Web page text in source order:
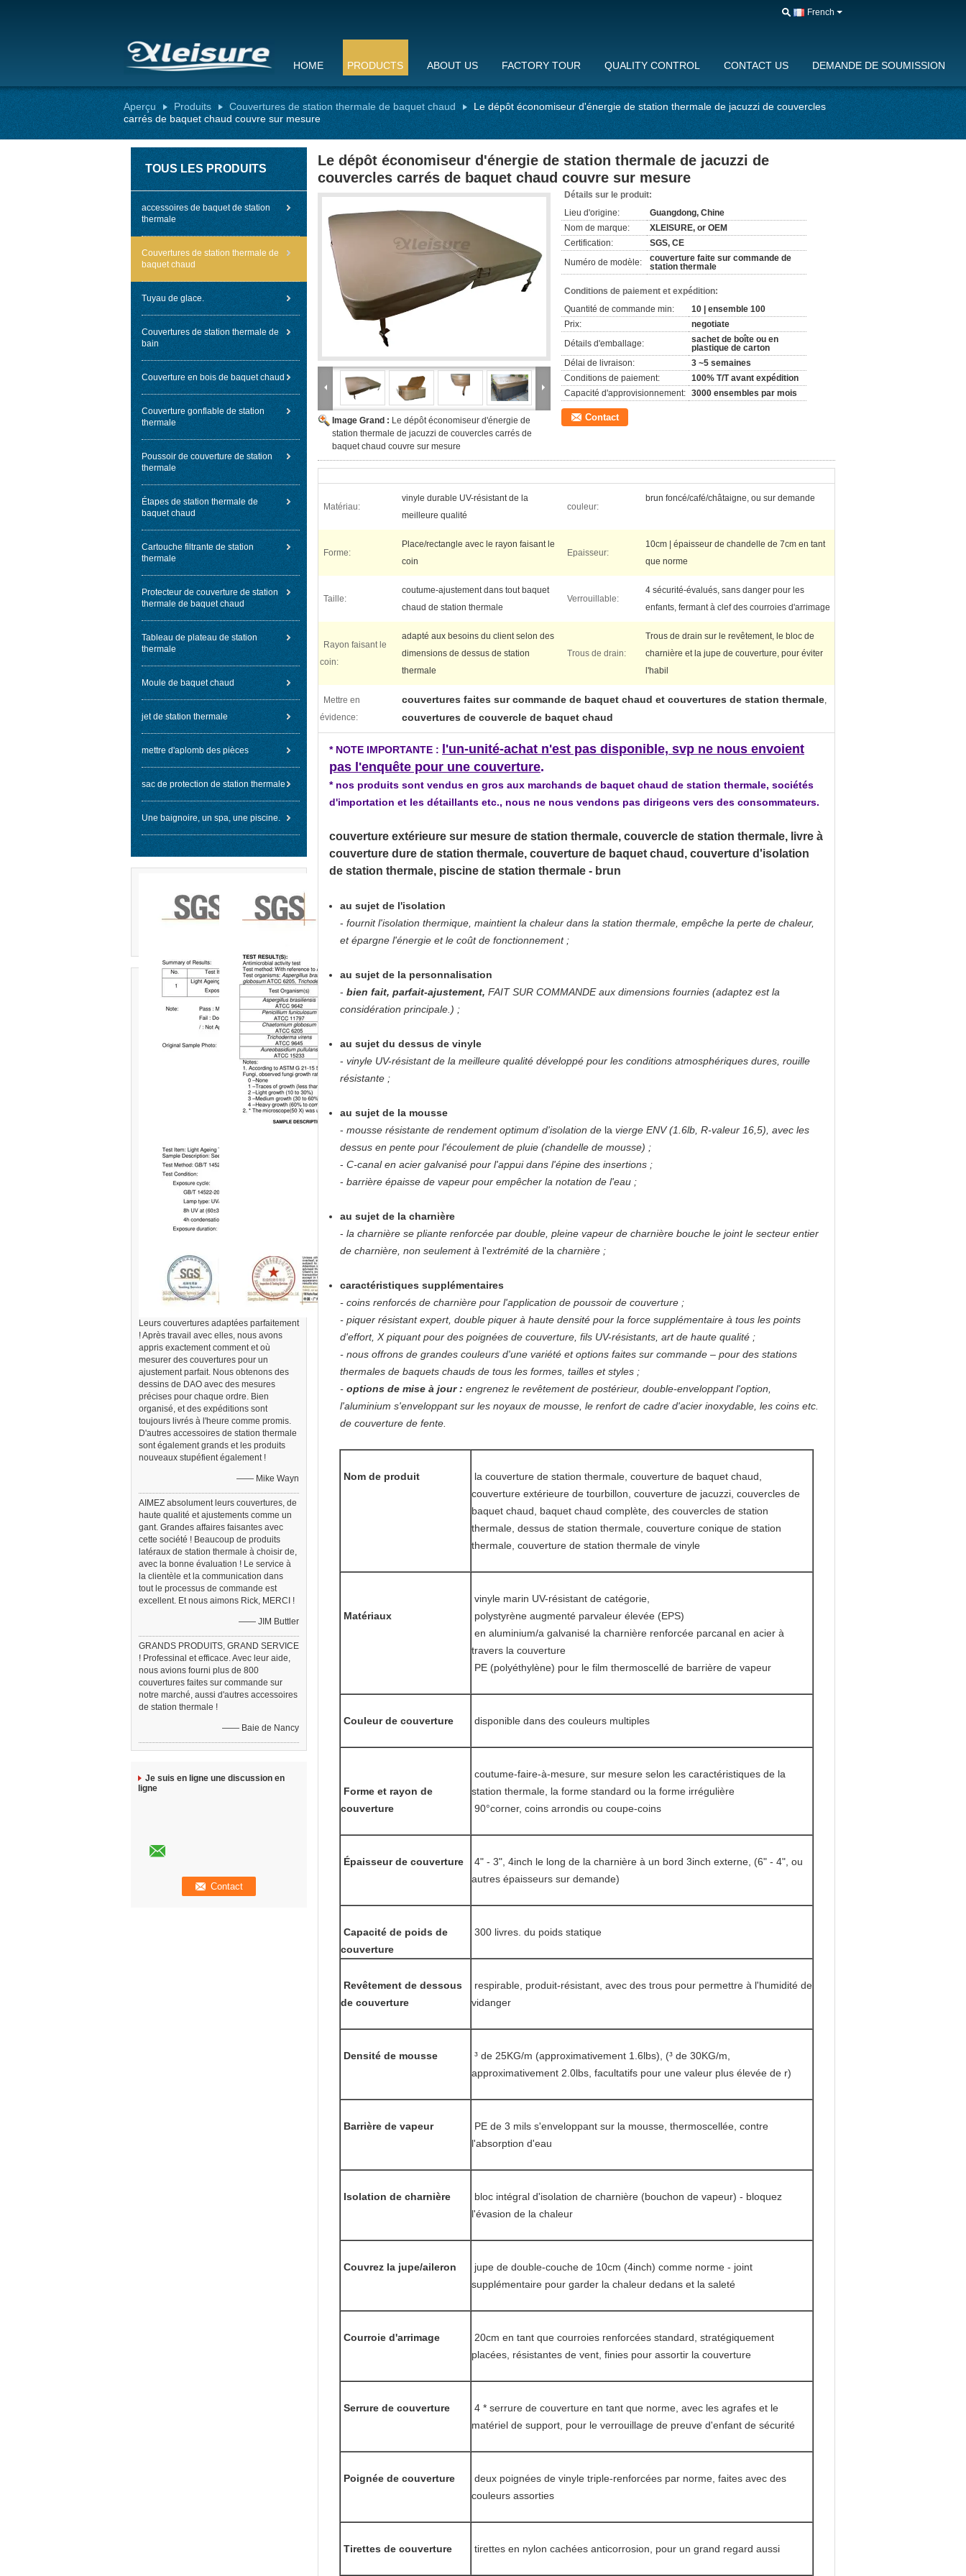
French
HOME PRODUCTS ABOUT US FACTORY TOUR QUALITY CONTROL CONTACT US DEMANDE DE SOUMISSION
Aperçu Produits Couvertures de station thermale de baquet chaud
Le dépôt économiseur d'énergie de station thermale de jacuzzi de couvercles
carrés de baquet chaud couvre sur mesure
TOUS LES PRODUITS
accessoires de baquet de station
thermale
Couvertures de station thermale de
baquet chaud
Tuyau de glace.
Couvertures de station thermale de
bain
Couverture en bois de baquet chaud
Couverture gonflable de station
thermale
Poussoir de couverture de station
thermale
Étapes de station thermale de
baquet chaud
Cartouche filtrante de station
thermale
Protecteur de couverture de station
thermale de baquet chaud
Tableau de plateau de station
thermale
Moule de baquet chaud
jet de station thermale
mettre d'aplomb des pièces
sac de protection de station thermale
Une baignoire, un spa, une piscine.
Leurs couvertures adaptées parfaitement
! Après travail avec elles, nous avons
appris exactement comment et où
mesurer des couvertures pour un
ajustement parfait. Nous obtenons des
dessins de DAO avec des mesures
précises pour chaque ordre. Bien
organisé, et des expéditions sont
toujours livrés à l'heure comme promis.
D'autres accessoires de station thermale
sont également grands et les produits
nouveaux stupéfient également !
—— Mike Wayn
AIMEZ absolument leurs couvertures, de
haute qualité et ajustements comme un
gant. Grandes affaires faisantes avec
cette société ! Beaucoup de produits
latéraux de station thermale à choisir de,
avec la bonne évaluation ! Le service à
la clientèle et la communication dans
tout le processus de commande est
excellent. Et nous aimons Rick, MERCI !
—— JIM Buttler
GRANDS PRODUITS, GRAND SERVICE
! Professinal et efficace. Avec leur aide,
nous avions fourni plus de 800
couvertures faites sur commande sur
notre marché, aussi d'autres accessoires
de station thermale !
—— Baie de Nancy
Je suis en ligne une discussion en
ligne
Le dépôt économiseur d'énergie de station thermale de jacuzzi de
couvercles carrés de baquet chaud couvre sur mesure
Image Grand : Le dépôt économiseur d'énergie de
station thermale de jacuzzi de couvercles carrés de
baquet chaud couvre sur mesure
Détails sur le produit:
Lieu d'origine:
Guangdong, Chine
Nom de marque:
XLEISURE, or OEM
Certification:
SGS, CE
Numéro de modèle:
couverture faite sur commande de
station thermale
Conditions de paiement et expédition:
Quantité de commande min:
10 | ensemble 100
Prix:
negotiate
Détails d'emballage:
sachet de boîte ou en
plastique de carton
Délai de livraison:
3 ~5 semaines
Conditions de paiement:
100% T/T avant expédition
Capacité d'approvisionnement: 3000 ensembles par mois
Contact
Matériau:
vinyle durable UV-résistant de la
meilleure qualité
couleur:
brun foncé/café/châtaigne, ou sur demande
Forme:
Place/rectangle avec le rayon faisant le
coin
Epaisseur:
10cm | épaisseur de chandelle de 7cm en tant
que norme
Taille:
coutume-ajustement dans tout baquet
chaud de station thermale
Verrouillable:
4 sécurité-évalués, sans danger pour les
enfants, fermant à clef des courroies d'arrimage
Rayon faisant le
coin:
adapté aux besoins du client selon des
dimensions de dessus de station
thermale
Trous de drain:
Trous de drain sur le revêtement, le bloc de
charnière et la jupe de couverture, pour éviter
l'habil
Mettre en
évidence:
couvertures faites sur commande de baquet chaud et couvertures de station thermale,
couvertures de couvercle de baquet chaud
* NOTE IMPORTANTE :
l'un-unité-achat n'est pas disponible, svp ne nous envoient
pas l'enquête pour une couverture.
* nos produits sont vendus en gros aux marchands de baquet chaud de station thermale, sociétés
d'importation et les détaillants etc., nous ne nous vendons pas dirigeons vers des consommateurs.
couverture extérieure sur mesure de station thermale, couvercle de station thermale, livre à
couverture dure de station thermale, couverture de baquet chaud, couverture d'isolation
de station thermale, piscine de station thermale - brun
au sujet de l'isolation
- fournit l'isolation thermique, maintient la chaleur dans la station thermale, empêche la perte de chaleur,
et épargne l'énergie et le coût de fonctionnement ;
au sujet de la personnalisation
- bien fait, parfait-ajustement, FAIT SUR COMMANDE aux dimensions fournies (adaptez est la
considération principale.) ;
au sujet du dessus de vinyle
- vinyle UV-résistant de la meilleure qualité développé pour les conditions atmosphériques dures, rouille
résistante ;
au sujet de la mousse
- mousse résistante de rendement optimum d'isolation de la vierge ENV (1.6lb, R-valeur 16,5), avec les
dessus en pente pour l'écoulement de pluie (chandelle de mousse) ;
- C-canal en acier galvanisé pour l'appui dans l'épine des insertions ;
- barrière épaisse de vapeur pour empêcher la notation de l'eau ;
au sujet de la charnière
- la charnière se pliante renforcée par double, pleine vapeur de charnière bouche le joint le secteur entier
de charnière, non seulement à l'extrémité de la charnière ;
caractéristiques supplémentaires
- coins renforcés de charnière pour l'application de poussoir de couverture ;
- piquer résistant expert, double piquer à haute densité pour la force supplémentaire à tous les points
d'effort, X piquant pour des poignées de couverture, fils UV-résistants, art de haute qualité ;
- nous offrons de grandes couleurs d'une variété et options faites sur commande – pour des stations
thermales de baquets chauds de tous les formes, tailles et styles ;
- options de mise à jour : engrenez le revêtement de postérieur, double-enveloppant l'option,
l'aluminium s'enveloppant sur les noyaux de mousse, le renfort de cadre d'acier inoxydable, les coins etc.
de couverture de fente.
Nom de produit
la couverture de station thermale, couverture de baquet chaud,
couverture extérieure de tourbillon, couverture de jacuzzi, couvercles de
baquet chaud, baquet chaud complète, des couvercles de station
thermale, dessus de station thermale, couverture conique de station
thermale, couverture de station thermale de vinyle
Matériaux
vinyle marin UV-résistant de catégorie,
polystyrène augmenté parvaleur élevée (EPS)
en aluminium/a galvanisé la charnière renforcée parcanal en acier à
travers la couverture
PE (polyéthylène) pour le film thermoscellé de barrière de vapeur
Couleur de couverture disponible dans des couleurs multiples
Forme et rayon de
couverture
coutume-faire-à-mesure, sur mesure selon les caractéristiques de la
station thermale, la forme standard ou la forme irrégulière
90°corner, coins arrondis ou coupe-coins
Épaisseur de couverture
4" - 3", 4inch le long de la charnière à un bord 3inch externe, (6" - 4", ou
autres épaisseurs sur demande)
Capacité de poids de
couverture
300 livres. du poids statique
Revêtement de dessous
de couverture
respirable, produit-résistant, avec des trous pour permettre à l'humidité de
vidanger
Densité de mousse
³ de 25KG/m (approximativement 1.6lbs), (³ de 30KG/m,
approximativement 2.0lbs, facultatifs pour une valeur plus élevée de r)
Barrière de vapeur
PE de 3 mils s'enveloppant sur la mousse, thermoscellée, contre
l'absorption d'eau
Isolation de charnière
bloc intégral d'isolation de charnière (bouchon de vapeur) - bloquez
l'évasion de la chaleur
Couvrez la jupe/aileron
jupe de double-couche de 10cm (4inch) comme norme - joint
supplémentaire pour garder la chaleur dedans et la saleté
Courroie d'arrimage
20cm en tant que courroies renforcées standard, stratégiquement
placées, résistantes de vent, finies pour assortir la couverture
Serrure de couverture
4 * serrure de couverture en tant que norme, avec les agrafes et le
matériel de support, pour le verrouillage de preuve d'enfant de sécurité
Poignée de couverture
deux poignées de vinyle triple-renforcées par norme, faites avec des
couleurs assorties
Tirettes de couverture tirettes en nylon cachées anticorrosion, pour un grand regard aussi